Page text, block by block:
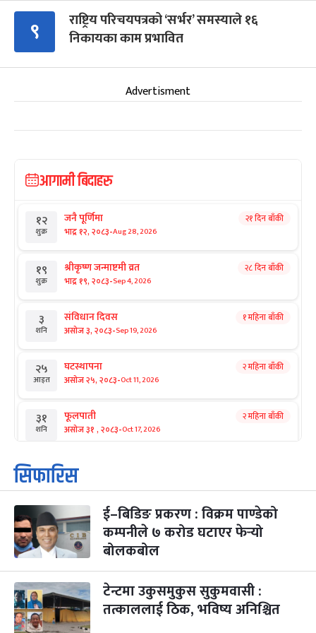
९
राष्ट्रिय परिचयपत्रको ‘सर्भर’ समस्याले १६
निकायका काम प्रभावित
Advertisment
आगामी बिदाहरु
१२
शुक्र
जनै पूर्णिमा
भाद्र १२, २०८३-Aug 28, 2026
२१ दिन बाँकी
१९
शुक्र
श्रीकृष्ण जन्माष्टमी व्रत
भाद्र १९, २०८३-Sep 4, 2026
२८ दिन बाँकी
३
शनि
संविधान दिवस
असोज ३, २०८३-Sep 19, 2026
१ महिना बाँकी
२५
आइत
घटस्थापना
असोज २५, २०८३-Oct 11, 2026
२ महिना बाँकी
३१
शनि
फूलपाती
असोज ३१ , २०८३-Oct 17, 2026
२ महिना बाँकी
१
आइत
कार्तिक सङ्क्रान्ति
कार्तिक १, २०८३
३
मंगल
महानवमी
कार्तिक ३, २०८३-Oct 20, 2026
२ महिना बाँकी
४
५
बिहि
पापा‌ङ्कुशा एकादशी व्रत
कार्तिक ५, २०८३
२ महिना बाँकी
सिफारिस
ई–बिडिङ प्रकरण : विक्रम पाण्डेको
कम्पनीले ७ करोड घटाएर फेर्‍यो
बोलकबोल
टेन्टमा उकुसमुकुस सुकुमवासी :
तत्काललाई ठिक, भविष्य अनिश्चित